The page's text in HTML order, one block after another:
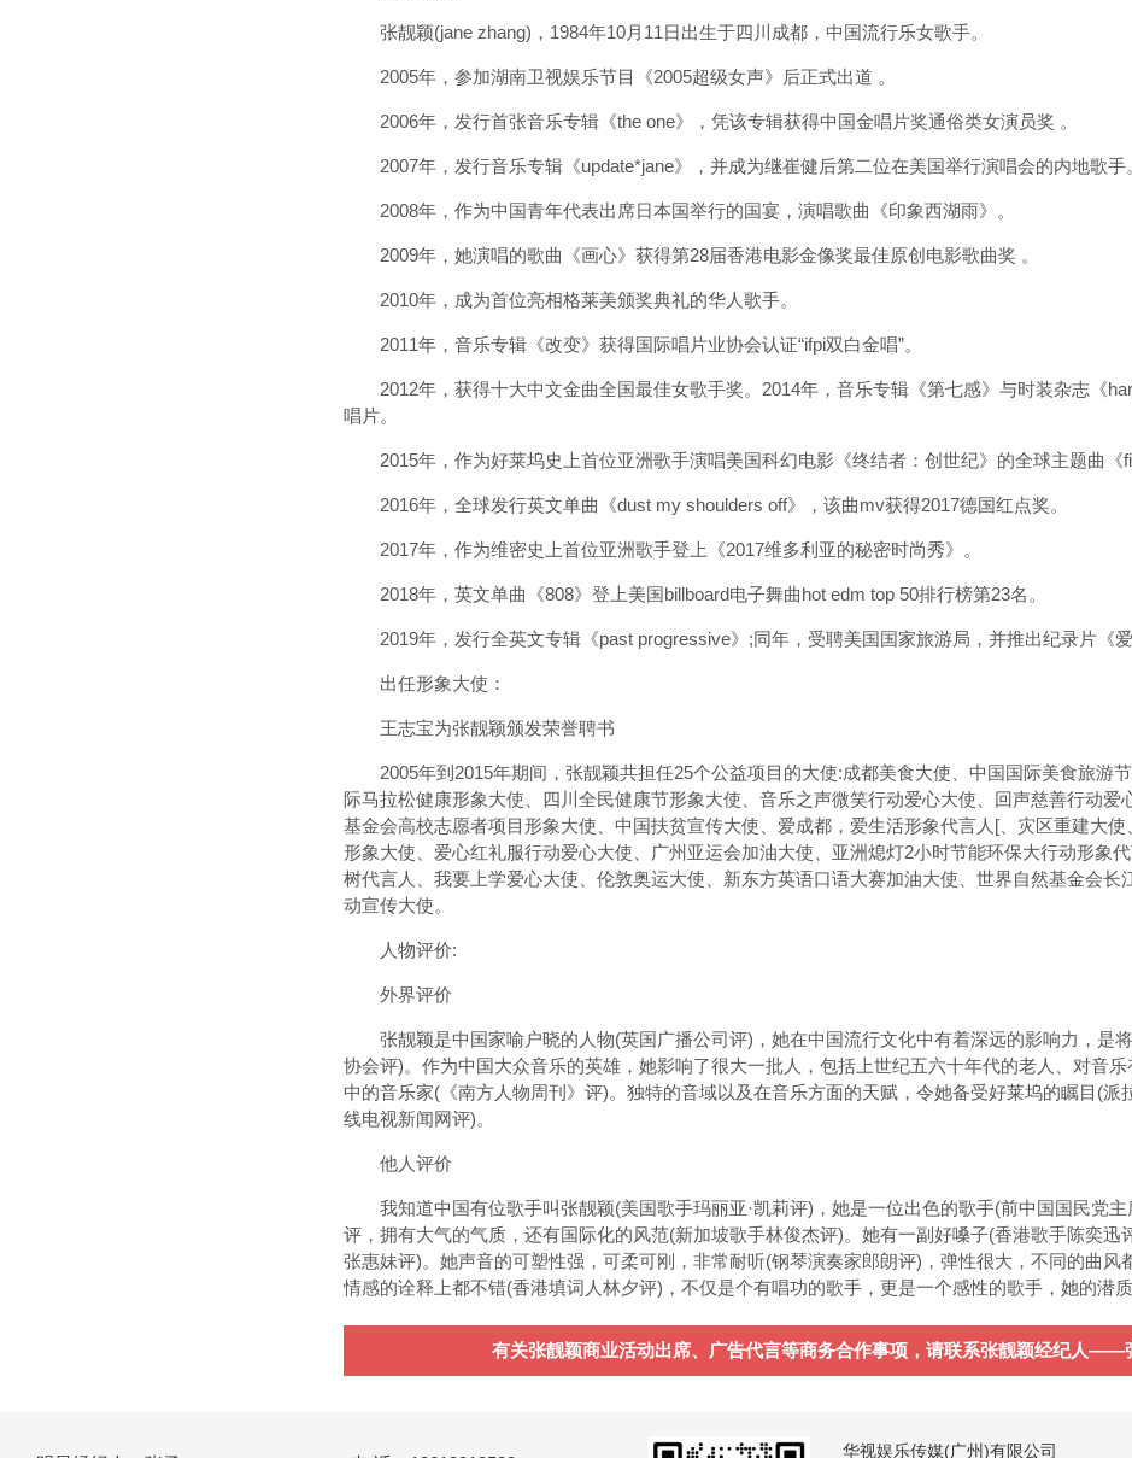
张靓颖(jane zhang)，1984年10月11日出生于四川成都，中国流行乐女歌手。
2005年，参加湖南卫视娱乐节目《2005超级女声》后正式出道 。
2006年，发行首张音乐专辑《the one》，凭该专辑获得中国金唱片奖通俗类女演员奖 。
2007年，发行音乐专辑《update*jane》，并成为继崔健后第二位在美国举行演唱会的内地歌手
2008年，作为中国青年代表出席日本国举行的国宴，演唱歌曲《印象西湖雨》。
2009年，她演唱的歌曲《画心》获得第28届香港电影金像奖最佳原创电影歌曲奖 。
2010年，成为首位亮相格莱美颁奖典礼的华人歌手。
2011年，音乐专辑《改变》获得国际唱片业协会认证“ifpi双白金唱”。
2012年，获得十大中文金曲全国最佳女歌手奖。2014年，音乐专辑《第七感》与时装杂志《
唱片。
2015年，作为好莱坞史上首位亚洲歌手演唱美国科幻电影《终结者：创世纪》的全球主题曲《
2016年，全球发行英文单曲《dust my shoulders off》，该曲mv获得2017德国红点奖。
2017年，作为维密史上首位亚洲歌手登上《2017维多利亚的秘密时尚秀》。
2018年，英文单曲《808》登上美国billboard电子舞曲hot edm top 50排行榜第23名。
2019年，发行全英文专辑《past progressive》;同年，受聘美国国家旅游局，并推出纪录片《爱
出任形象大使：
王志宝为张靓颖颁发荣誉聘书
2005年到2015年期间，张靓颖共担任25个公益项目的大使:成都美食大使、中国国际美食旅游
际马拉松健康形象大使、四川全民健康节形象大使、音乐之声微笑行动爱心大使、回声慈善行动
基金会高校志愿者项目形象大使、中国扶贫宣传大使、爱成都，爱生活形象代言人[、灾区重建大
形象大使、爱心红礼服行动爱心大使、广州亚运会加油大使、亚洲熄灯2小时节能环保大行动形象
树代言人、我要上学爱心大使、伦敦奥运大使、新东方英语口语大赛加油大使、世界自然基金会
动宣传大使。
人物评价:
外界评价
张靓颖是中国家喻户晓的人物(英国广播公司评)，她在中国流行文化中有着深远的影响力，是
协会评)。作为中国大众音乐的英雄，她影响了很大一批人，包括上世纪五六十年代的老人、对音
中的音乐家(《南方人物周刊》评)。独特的音域以及在音乐方面的天赋，令她备受好莱坞的瞩目(
线电视新闻网评)。
他人评价
我知道中国有位歌手叫张靓颖(美国歌手玛丽亚·凯莉评)，她是一位出色的歌手(前中国国民党
评，拥有大气的气质，还有国际化的风范(新加坡歌手林俊杰评)。她有一副好嗓子(香港歌手陈奕
张惠妹评)。她声音的可塑性强，可柔可刚，非常耐听(钢琴演奏家郎朗评)，弹性很大，不同的曲
情感的诠释上都不错(香港填词人林夕评)，不仅是个有唱功的歌手，更是一个感性的歌手，她的潜
有关张靓颖商业活动出席、广告代言等商务合作事项，请联系张靓颖经纪人——
华视娱乐传媒(广州)有限公司